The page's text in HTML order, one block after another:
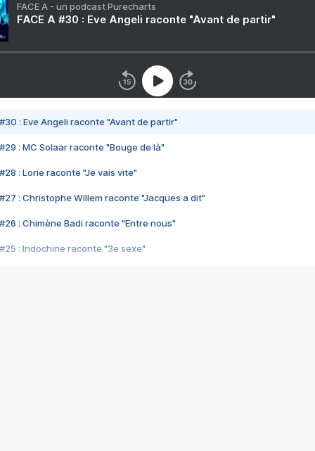
FACE A - un podcast Purecharts
FACE A #30 : Eve Angeli raconte "Avant de partir"
#30 : Eve Angeli raconte "Avant de partir"
#29 : MC Solaar raconte "Bouge de là"
#28 : Lorie raconte "Je vais vite"
#27 : Christophe Willem raconte "Jacques a dit"
#26 : Chimène Badi raconte "Entre nous"
#25 : Indochine raconte "3e sexe"